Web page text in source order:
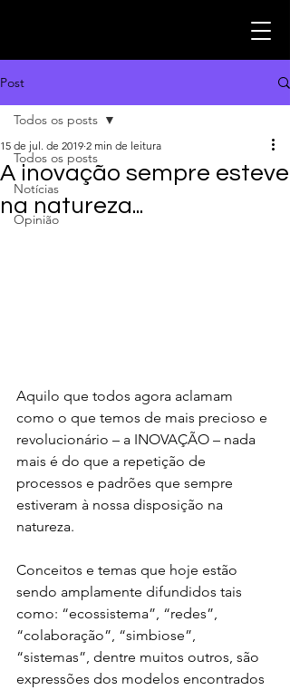
Post
Todos os posts
Notícias
Opinião
Todos os posts
A inovação sempre esteve
na natureza...
15 de jul. de 2019 2 min de leitura
Aquilo que todos agora aclamam
como o que temos de mais precioso e
revolucionário – a INOVAÇÃO – nada
mais é do que a repetição de
processos e padrões que sempre
estiveram à nossa disposição na
natureza.
Conceitos e temas que hoje estão
sendo amplamente difundidos tais
como: “ecossistema”, “redes”,
“colaboração”, “simbiose”,
“sistemas”, dentre muitos outros, são
expressões dos modelos encontrados